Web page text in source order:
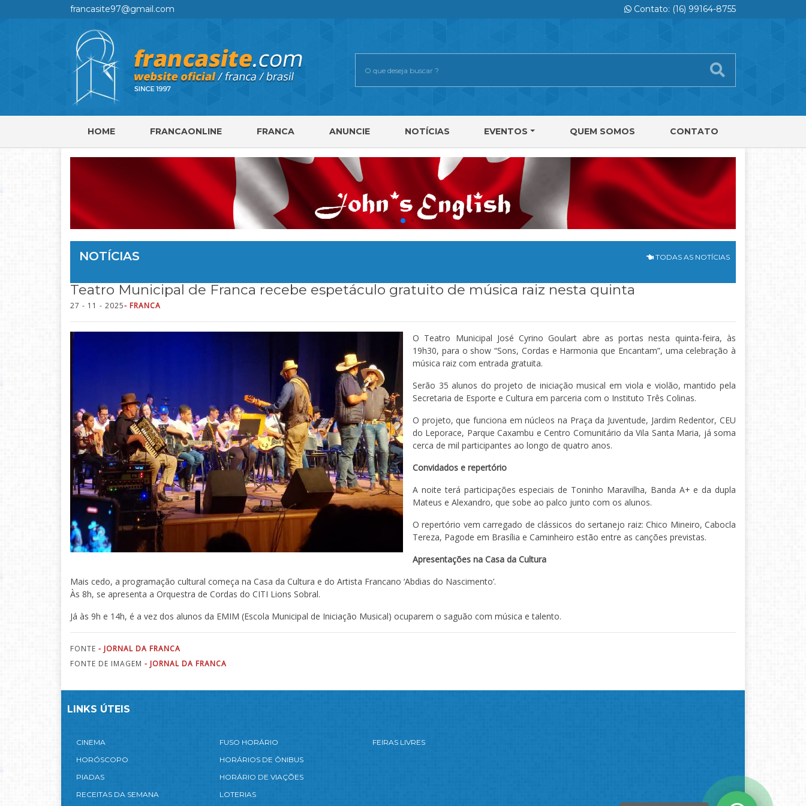
francasite97@gmail.com Contato: (16) 99164-8755
HOME FRANCAONLINE FRANCA ANUNCIE NOTÍCIAS EVENTOS QUEM SOMOS CONTATO
NOTÍCIAS TODAS AS NOTÍCIAS
Teatro Municipal de Franca recebe espetáculo gratuito de música raiz nesta quinta
27 - 11 - 2025- FRANCA
O Teatro Municipal José Cyrino Goulart abre as portas nesta quinta-feira, às
19h30, para o show “Sons, Cordas e Harmonia que Encantam”, uma celebração à
música raiz com entrada gratuita.
Serão 35 alunos do projeto de iniciação musical em viola e violão, mantido pela
Secretaria de Esporte e Cultura em parceria com o Instituto Três Colinas.
O projeto, que funciona em núcleos na Praça da Juventude, Jardim Redentor, CEU
do Leporace, Parque Caxambu e Centro Comunitário da Vila Santa Maria, já soma
cerca de mil participantes ao longo de quatro anos.
Convidados e repertório
A noite terá participações especiais de Toninho Maravilha, Banda A+ e da dupla
Mateus e Alexandro, que sobe ao palco junto com os alunos.
O repertório vem carregado de clássicos do sertanejo raiz: Chico Mineiro, Cabocla
Tereza, Pagode em Brasília e Caminheiro estão entre as canções previstas.
Apresentações na Casa da Cultura
Mais cedo, a programação cultural começa na Casa da Cultura e do Artista Francano ‘Abdias do Nascimento’.
Às 8h, se apresenta a Orquestra de Cordas do CITI Lions Sobral.
Já às 9h e 14h, é a vez dos alunos da EMIM (Escola Municipal de Iniciação Musical) ocuparem o saguão com música e talento.
FONTE - JORNAL DA FRANCA
FONTE DE IMAGEM - JORNAL DA FRANCA
LINKS ÚTEIS
CINEMA
HORÓSCOPO
PIADAS
RECEITAS DA SEMANA
FUSO HORÁRIO
HORÁRIOS DE ÔNIBUS
HORÁRIO DE VIAÇÕES
LOTERIAS
FEIRAS LIVRES